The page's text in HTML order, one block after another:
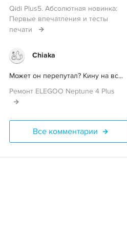
Qidi Plus5. Абсолютная новинка:
Первые впечатления и тесты
печати
Chiaka
Может он перепутал? Кину на вс...
Ремонт ELEGOO Neptune 4 Plus
Все комментарии